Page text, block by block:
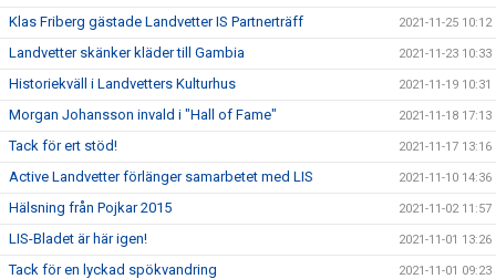
Klas Friberg gästade Landvetter IS Partnerträff 2021-11-25 10:12
Landvetter skänker kläder till Gambia 2021-11-23 10:33
Historiekväll i Landvetters Kulturhus 2021-11-19 10:31
Morgan Johansson invald i "Hall of Fame" 2021-11-18 17:13
Tack för ert stöd! 2021-11-17 13:16
Active Landvetter förlänger samarbetet med LIS 2021-11-10 14:36
Hälsning från Pojkar 2015 2021-11-02 11:57
LIS-Bladet är här igen! 2021-11-01 13:26
Tack för en lyckad spökvandring 2021-11-01 09:23